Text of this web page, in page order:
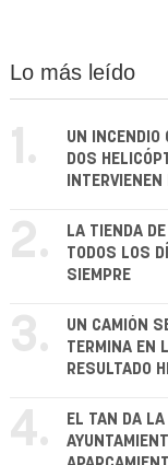
Lo más leído
1.
UN INCENDIO
DOS
2.
LA TIENDA
TODOS LOS
SIEMPRE
3.
UN CAMIÓN
TERMINA EN
RESULTADO
4.
EL TAN DA